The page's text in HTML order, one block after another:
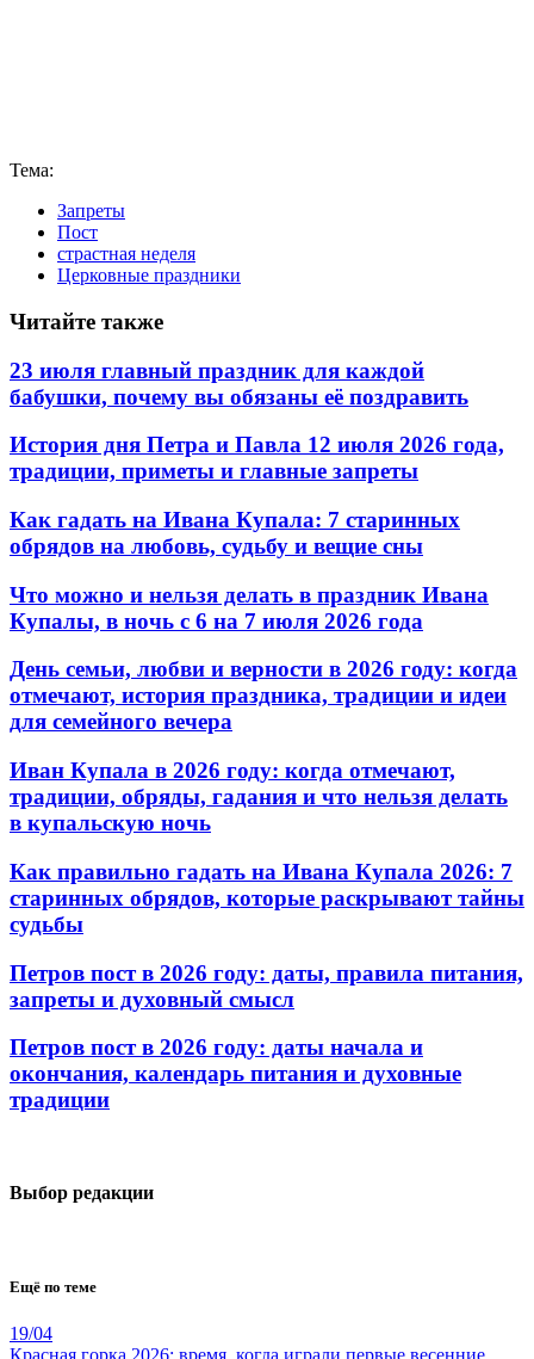
Тема:
Запреты
Пост
страстная неделя
Церковные праздники
Читайте также
23 июля главный праздник для каждой
бабушки, почему вы обязаны её поздравить
История дня Петра и Павла 12 июля 2026 года,
традиции, приметы и главные запреты
Как гадать на Ивана Купала: 7 старинных
обрядов на любовь, судьбу и вещие сны
Что можно и нельзя делать в праздник Ивана
Купалы, в ночь с 6 на 7 июля 2026 года
День семьи, любви и верности в 2026 году: когда
отмечают, история праздника, традиции и идеи
для семейного вечера
Иван Купала в 2026 году: когда отмечают,
традиции, обряды, гадания и что нельзя делать
в купальскую ночь
Как правильно гадать на Ивана Купала 2026: 7
старинных обрядов, которые раскрывают тайны
судьбы
Петров пост в 2026 году: даты, правила питания,
запреты и духовный смысл
Петров пост в 2026 году: даты начала и
окончания, календарь питания и духовные
традиции
Выбор редакции
Ещё по теме
19/04
Красная горка 2026: время, когда играли первые весенние